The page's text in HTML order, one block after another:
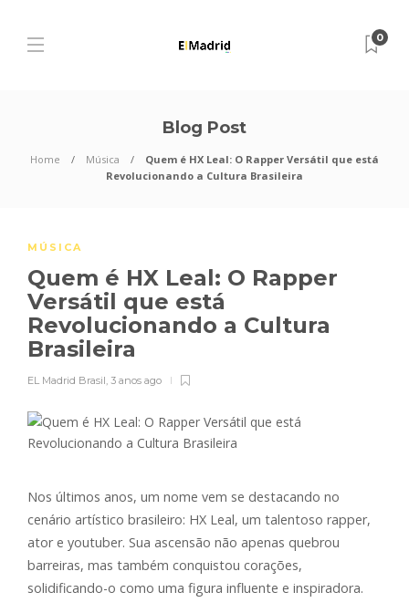
0
Blog Post
Home Música
Quem é HX Leal: O Rapper Versátil que está
Revolucionando a Cultura Brasileira
MÚSICA
Quem é HX Leal: O Rapper
Versátil que está
Revolucionando a Cultura
Brasileira
EL Madrid Brasil, 3 anos ago
Nos últimos anos, um nome vem se destacando no
cenário artístico brasileiro: HX Leal, um talentoso rapper,
ator e youtuber. Sua ascensão não apenas quebrou
barreiras, mas também conquistou corações,
solidificando-o como uma figura influente e inspiradora.